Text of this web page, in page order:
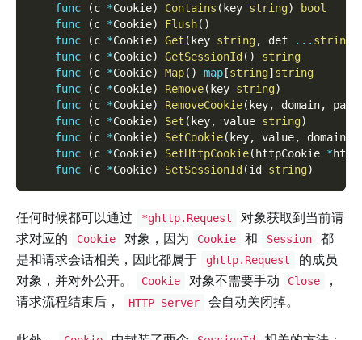
func
(c *Cookie) Contains ( key string)
bool
func
(c *Cookie) Flush( )
func
(c *Cookie) Get ( key string, def ... string
func
(c *Cookie) GetSessionId ( )
string
func
(c *Cookie) Map( ) map [string] string
func
(c *Cookie) Remove( key string)
func
(c *Cookie) RemoveCookie( key, domain,
func
(c *Cookie) Set ( key, value string)
func
(c *Cookie) SetCookie( key, value, domain
func
(c *Cookie) SetHttpCookie( httpCookie *http
func
(c *Cookie) SetSessionId (id string)
任何时候都可以通过 *ghttp.Request
对象获取到当前请
求对应的
Cookie 对象，因为 Cookie 和 Session
都
是和请求会话相关，因此都属于
ghttp.Request
的成员
对象，并对外公开。
Cookie 对象不需要手动 Close
，
请求流程结束后，
HTTP Server 会自动关闭掉。